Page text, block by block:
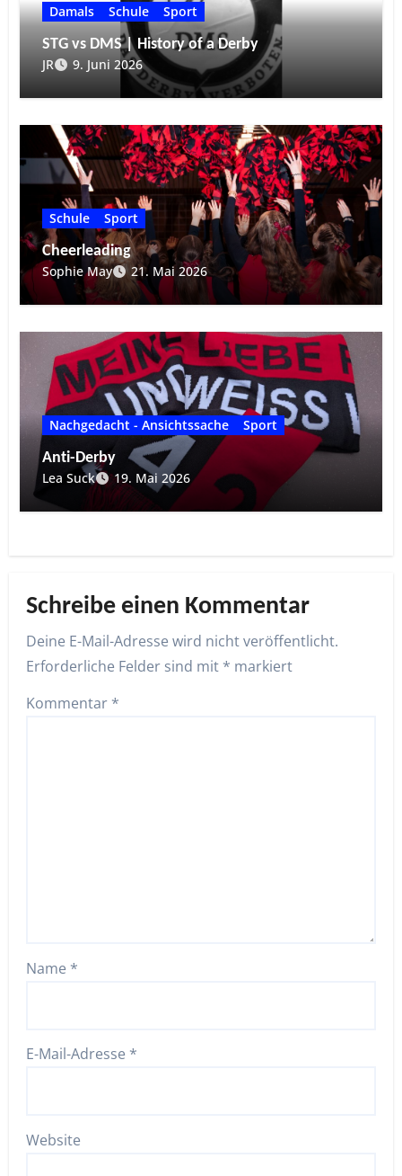
Damals Schule
Sport
STG vs DMS | History of a Derby
JR
9. Juni 2026
Schule
Sport
Cheerleading
Sophie May
21. Mai 2026
Nachgedacht - Ansichtssache
Sport
Anti-Derby
Lea Suck
19. Mai 2026
Schreibe einen Kommentar
Deine E-Mail-Adresse wird nicht veröffentlicht.
Erforderliche Felder sind mit * markiert
Kommentar *
Name *
E-Mail-Adresse *
Website